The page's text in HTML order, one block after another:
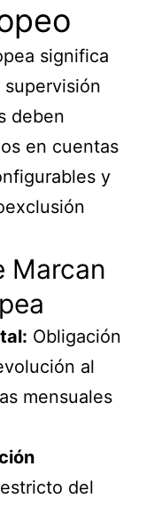
significa
deben
en cuentas
y
Marcan
Obligación
al
mensuales
del